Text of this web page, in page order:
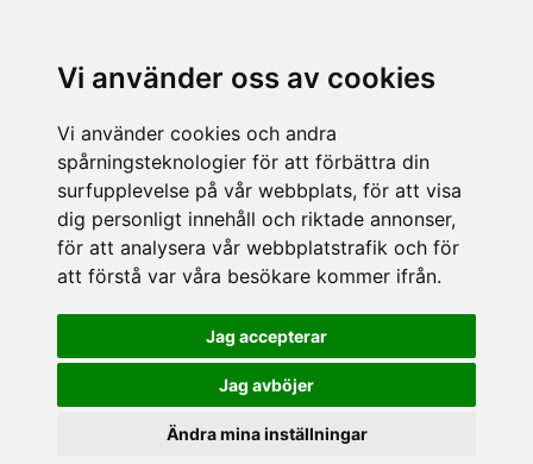
Vi använder oss av cookies
Vi använder cookies och andra
spårningsteknologier för att förbättra din
surfupplevelse på vår webbplats, för att visa
dig personligt innehåll och riktade annonser,
för att analysera vår webbplatstrafik och för
att förstå var våra besökare kommer ifrån.
Jag accepterar
Jag avböjer
Ändra mina inställningar